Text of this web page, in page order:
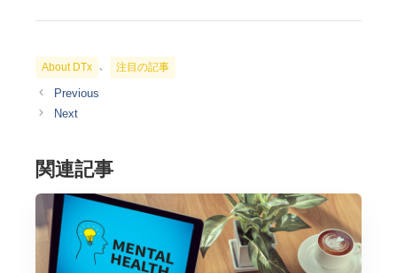
カ
テ
ゴ
リ
About DTx 注目の記事
関連記事